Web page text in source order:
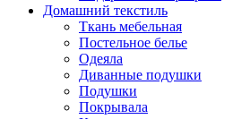
Домашний текстиль
Ткань мебельная
Постельное белье
Одеяла
Диванные подушки
Подушки
Покрывала